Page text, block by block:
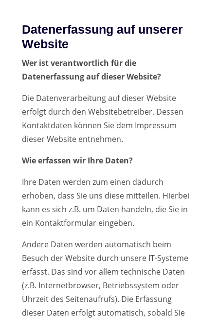
Datenerfassung auf unserer
Website
Wer ist verantwortlich für die
Datenerfassung auf dieser Website?
Die Datenverarbeitung auf dieser Website
erfolgt durch den Websitebetreiber. Dessen
Kontaktdaten können Sie dem Impressum
dieser Website entnehmen.
Wie erfassen wir Ihre Daten?
Ihre Daten werden zum einen dadurch
erhoben, dass Sie uns diese mitteilen. Hierbei
kann es sich z.B. um Daten handeln, die Sie in
ein Kontaktformular eingeben.
Andere Daten werden automatisch beim
Besuch der Website durch unsere IT-Systeme
erfasst. Das sind vor allem technische Daten
(z.B. Internetbrowser, Betriebssystem oder
Uhrzeit des Seitenaufrufs). Die Erfassung
dieser Daten erfolgt automatisch, sobald Sie